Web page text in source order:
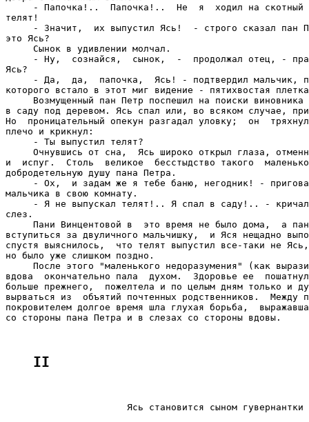
II
                      Ясь становится сыном гувернантки